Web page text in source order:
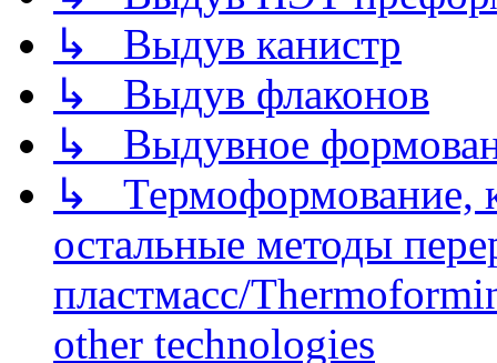
↳ Выдув канистр
↳ Выдув флаконов
↳ Выдувное
↳ Термоформование,
остальные методы
пластмасс/
other technologies